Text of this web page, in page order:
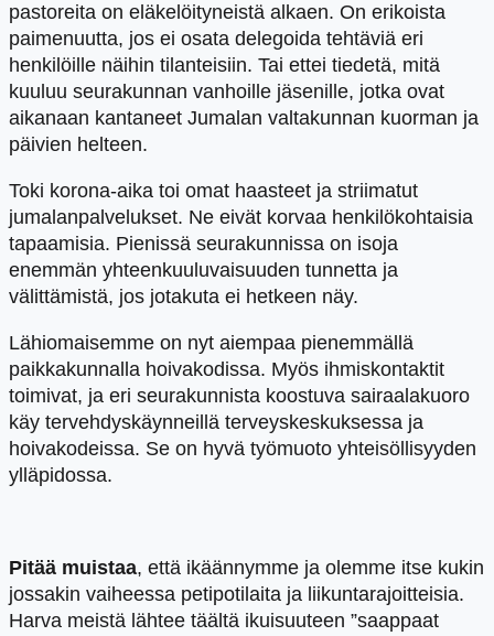
pastoreita on eläkelöityneistä alkaen. On erikoista
paimenuutta, jos ei osata delegoida tehtäviä eri
henkilöille näihin tilanteisiin. Tai ettei tiedetä, mitä
kuuluu seurakunnan vanhoille jäsenille, jotka ovat
aikanaan kantaneet Jumalan valtakunnan kuorman ja
päivien helteen.
Toki korona-aika toi omat haasteet ja striimatut
jumalanpalvelukset. Ne eivät korvaa henkilökohtaisia
tapaamisia. Pienissä seurakunnissa on isoja
enemmän yhteenkuuluvaisuuden tunnetta ja
välittämistä, jos jotakuta ei hetkeen näy.
Lähiomaisemme on nyt aiempaa pienemmällä
paikkakunnalla hoivakodissa. Myös ihmiskontaktit
toimivat, ja eri seurakunnista koostuva sairaalakuoro
käy tervehdyskäynneillä terveyskeskuksessa ja
hoivakodeissa. Se on hyvä työmuoto yhteisöllisyyden
ylläpidossa.
Pitää muistaa, että ikäännymme ja olemme itse kukin
jossakin vaiheessa petipotilaita ja liikuntarajoitteisia.
Harva meistä lähtee täältä ikuisuuteen ”saappaat